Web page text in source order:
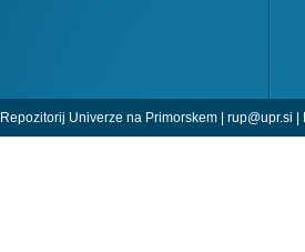
Repozitorij Univerze na Primorskem | rup@upr.si